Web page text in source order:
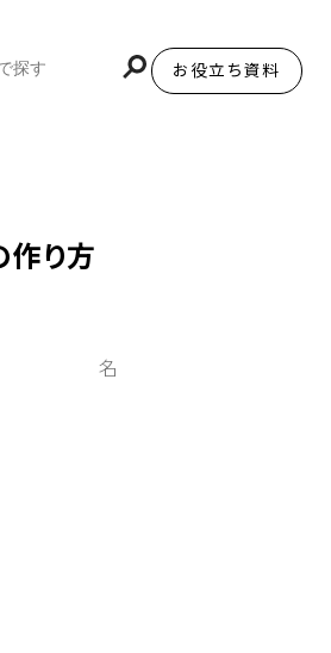
お役立ち資料
り方